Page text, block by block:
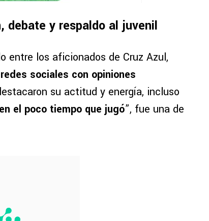
debate y respaldo al juvenil
entre los aficionados de Cruz Azul,
sociales con opiniones
su actitud y energía, incluso
el poco tiempo que jugó”, fue una de